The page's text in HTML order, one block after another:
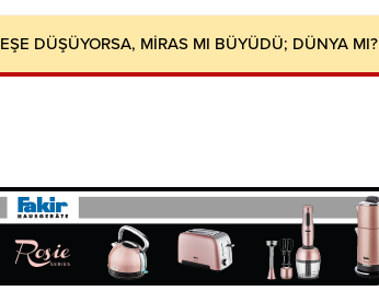
DÜŞÜYORSA, MİRAS MI BÜYÜDÜ; DÜNYA MI?